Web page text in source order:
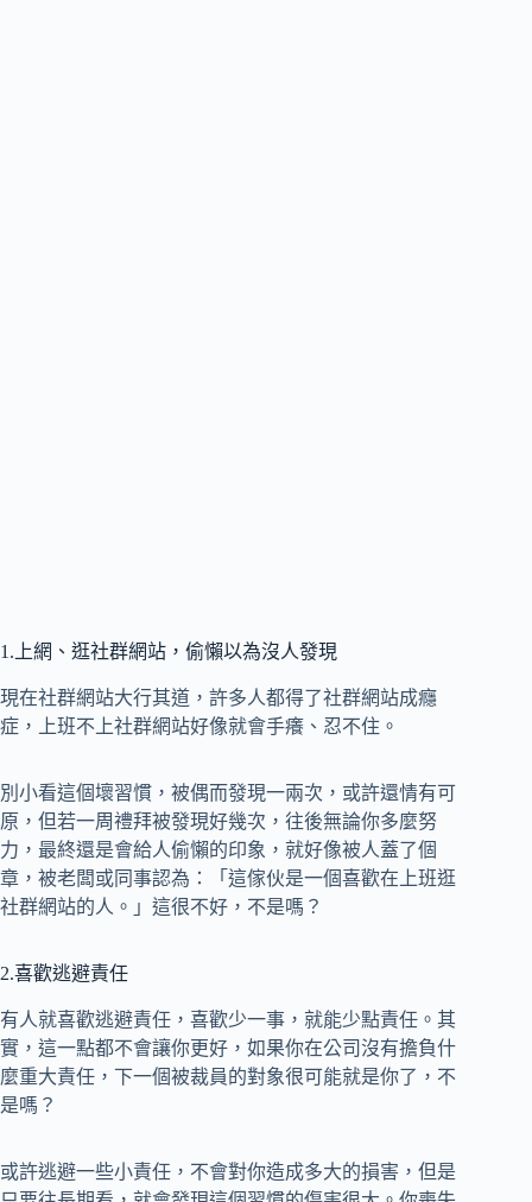
1.上網、逛社群網站，偷懶以為沒人發現
現在社群網站大行其道，許多人都得了社群網站成癮
症，上班不上社群網站好像就會手癢、忍不住。
別小看這個壞習慣，被偶而發現一兩次，或許還情有可
原，但若一周禮拜被發現好幾次，往後無論你多麼努
力，最終還是會給人偷懶的印象，就好像被人蓋了個
章，被老闆或同事認為：「這傢伙是一個喜歡在上班逛
社群網站的人。」這很不好，不是嗎？
2.喜歡逃避責任
有人就喜歡逃避責任，喜歡少一事，就能少點責任。其
實，這一點都不會讓你更好，如果你在公司沒有擔負什
麼重大責任，下一個被裁員的對象很可能就是你了，不
是嗎？
或許逃避一些小責任，不會對你造成多大的損害，但是